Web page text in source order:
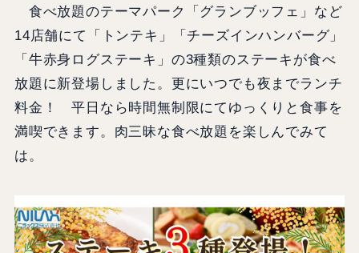
食べ放題のテーマパーク「グランブッフェ」など
14店舗にて「トンテキ」「チーズインハンバーグ」
「牛赤身ログステーキ」の3種類のステーキが食べ
放題に新登場しました。更にいつでも夜までランチ
料金！ 平日なら時間無制限にてゆっくりと食事を
満喫できます。肉三昧な食べ放題を楽しんでみて
は。